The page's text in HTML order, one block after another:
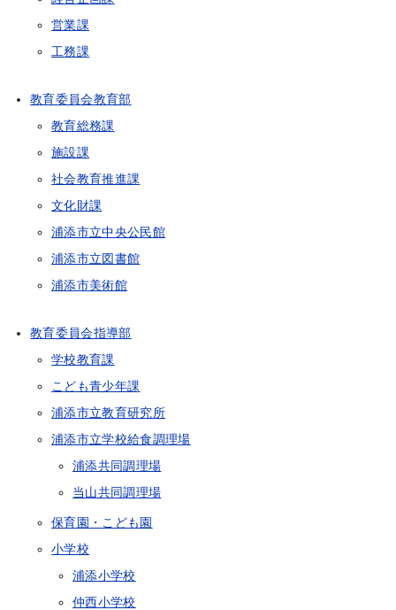
営業課
工務課
教育委員会教育部
教育総務課
施設課
社会教育推進課
文化財課
浦添市立中央公民館
浦添市立図書館
浦添市美術館
教育委員会指導部
学校教育課
こども青少年課
浦添市立教育研究所
浦添市立学校給食調理場
浦添共同調理場
当山共同調理場
保育園・こども園
小学校
浦添小学校
仲西小学校